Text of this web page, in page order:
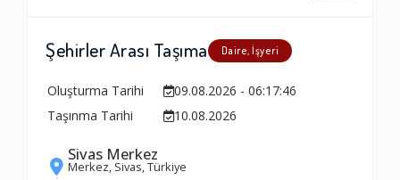
Şehirler Arası Taşıma Daire, İşyeri
Oluşturma Tarihi
09.08.2026 - 06:17:46
Taşınma Tarihi
10.08.2026
Sivas Merkez
Merkez, Sivas, Türkiye